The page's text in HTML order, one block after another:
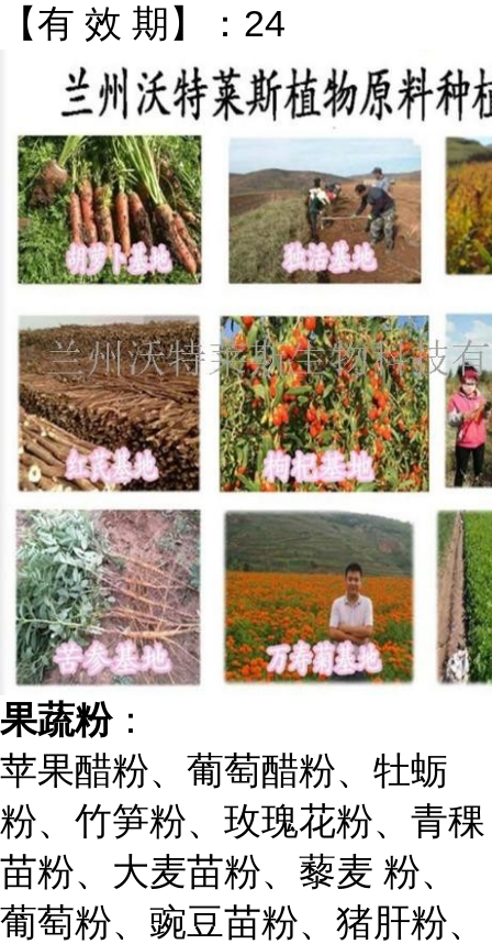
【有 效 期】：24
果蔬粉：
苹果醋粉、葡萄醋粉、牡蛎
粉、竹笋粉、玫瑰花粉、青稞
苗粉、大麦苗粉、藜麦 粉、
葡萄粉、豌豆苗粉、猪肝粉、